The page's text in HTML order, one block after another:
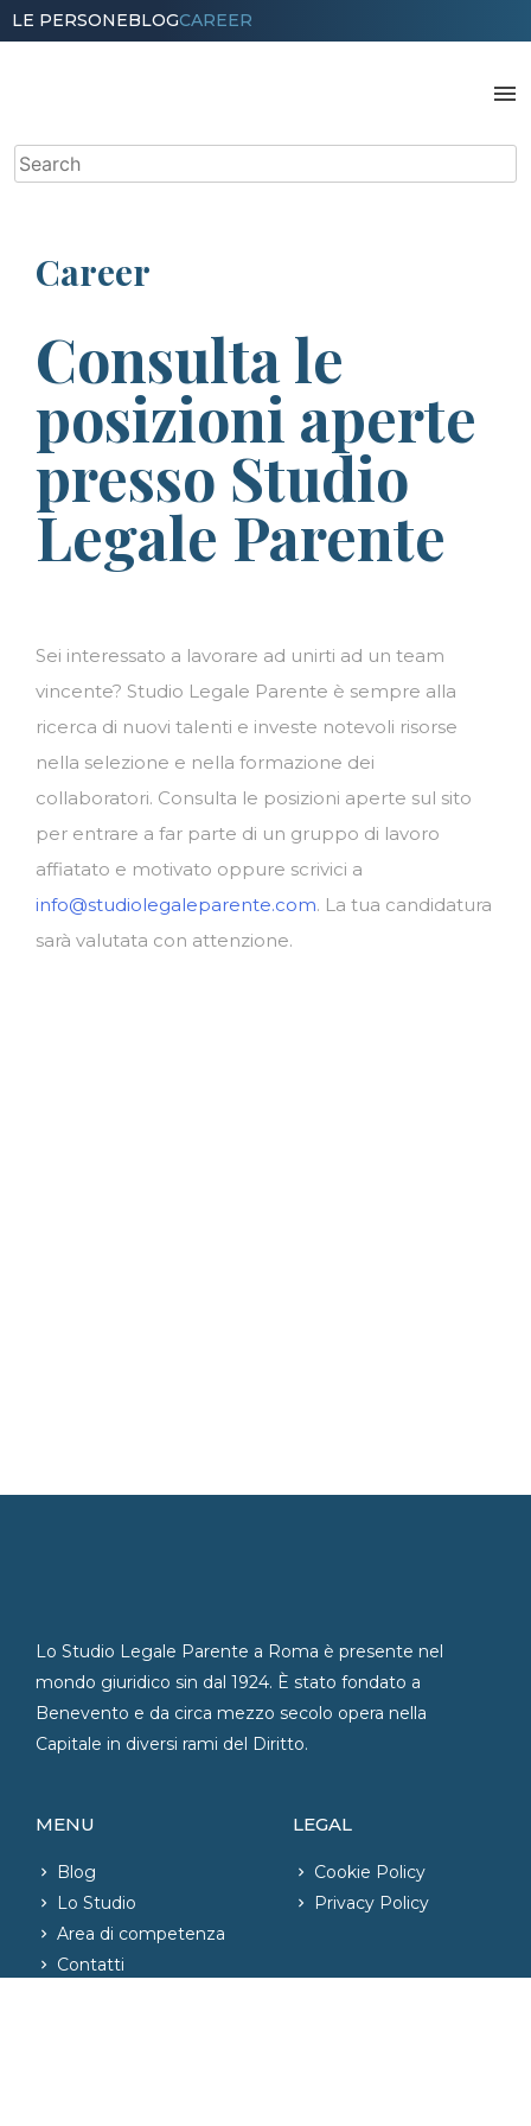
Skip
to
LE PERSONEBLOGCAREER
menu
Search
for:
Career
Consulta le
posizioni aperte
presso Studio
Legale Parente
Sei interessato a lavorare ad unirti ad un team
vincente? Studio Legale Parente è sempre alla
ricerca di nuovi talenti e investe notevoli risorse
nella selezione e nella formazione dei
collaboratori. Consulta le posizioni aperte sul sito
per entrare a far parte di un gruppo di lavoro
affiatato e motivato oppure scrivici a
info@studiolegaleparente.com. La tua candidatura
sarà valutata con attenzione.
Lo Studio Legale Parente a Roma è presente nel
mondo giuridico sin dal 1924. È stato fondato a
Benevento e da circa mezzo secolo opera nella
Capitale in diversi rami del Diritto.
MENU
Blog
Lo Studio
Area di competenza
Contatti
LEGAL
Cookie Policy
Privacy Policy